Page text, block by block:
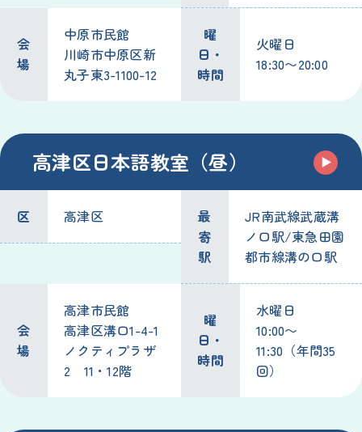
会
場
中原市民館
川崎市中原区新
丸子東3-1100-12
曜
日・
時間
火曜日
18:30〜20:00
高津区日本語教室（昼）
区 高津区
最
寄
駅
JR南武線武蔵溝
ノ口駅/東急田園
都市線溝の口駅
会
場
高津市民館
高津区溝口1-4-1
ノクティプラザ
2 11・12階
曜
日・
時間
水曜日
10:00〜
11:30（年間35
回）